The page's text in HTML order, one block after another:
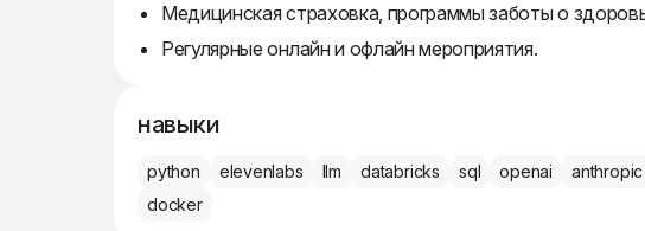
Медицинская страховка, программы заботы о
Регулярные онлайн и офлайн мероприятия.
навыки
python elevenlabs llm databricks sql openai anthropic
docker